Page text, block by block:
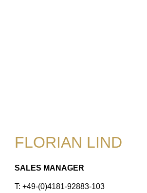
FLORIAN LIND
SALES MANAGER
T: +49-(0)4181-92883-103